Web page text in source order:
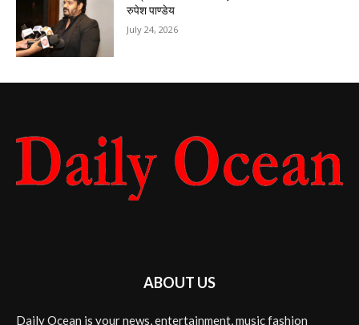
रुपेश पाण्डेय
July 24, 2026
ABOUT US
Daily Ocean is your news, entertainment, music fashion